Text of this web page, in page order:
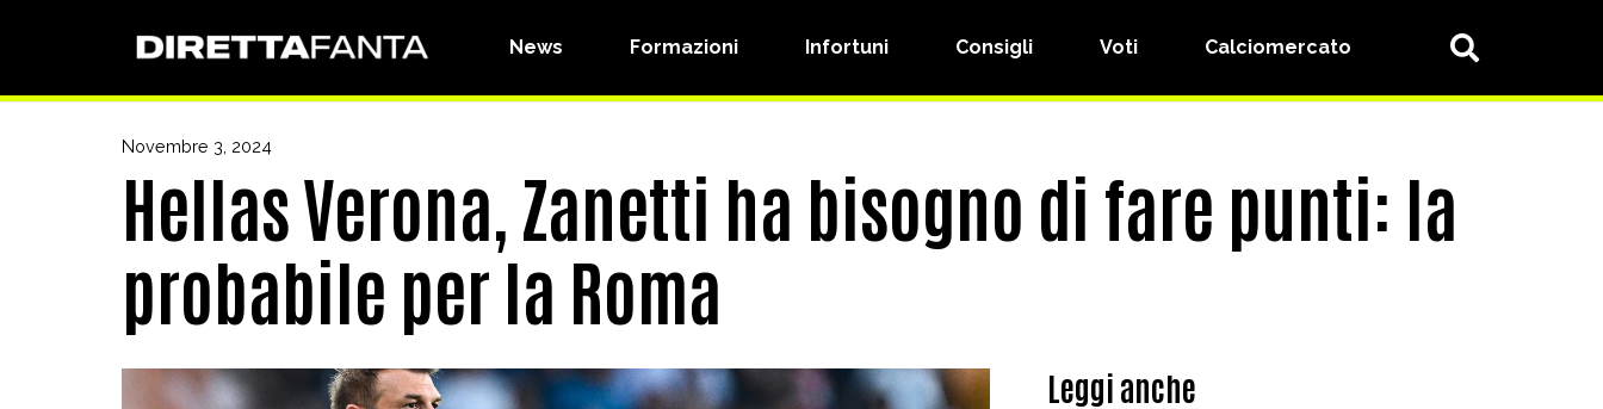
News Formazioni Infortuni Consigli Voti Calciomercato
Novembre 3, 2024
Hellas Verona, Zanetti ha bisogno di fare punti: la
probabile per la Roma
Leggi anche